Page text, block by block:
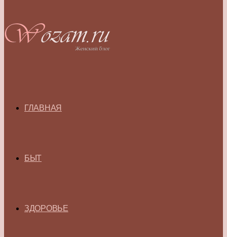
ГЛАВНАЯ
БЫТ
ЗДОРОВЬЕ